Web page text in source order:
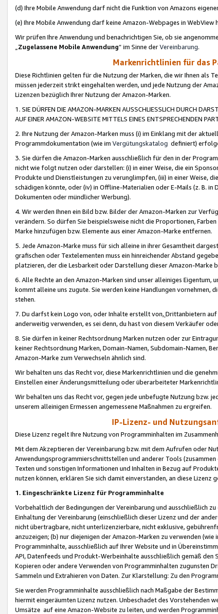
(d) Ihre Mobile Anwendung darf nicht die Funktion von Amazons
(e) Ihre Mobile Anwendung darf keine Amazon-Webpages in WebView
Wir prüfen Ihre Anwendung und benachrichtigen Sie, ob sie
„Zugelassene Mobile Anwendung“ im Sinne derVereinbarung.
Markenrichtlinien für das
Diese Richtlinien gelten für die Nutzung der Marken, die wir Ihnen als
müssen jederzeit strikt eingehalten werden, und jede Nutzung der
Lizenzen bezüglich Ihrer Nutzung der Amazon-Marken.
1. SIE DÜRFEN DIE AMAZON-MARKEN AUSSCHLIESSLICH DURCH
AUF EINER AMAZON-WEBSITE MITTELS EINES ENTSPRECHENDEN
2. Ihre Nutzung der Amazon-Marken muss (i) im Einklang mit der
Programmdokumentation (wie im Vergütungskatalog definiert)
3. Sie dürfen die Amazon-Marken ausschließlich für den in der
nicht wie folgt nutzen oder darstellen: (i) in einer Weise, die ein
Produkte und Dienstleistungen zu verunglimpfen, (iii) in einer Weise,
schädigen könnte, oder (iv) in Offline-Materialien oder E-Mails (z. B. in
Dokumenten oder mündlicher Werbung).
4. Wir werden Ihnen ein Bild bzw. Bilder der Amazon-Marken zur
verändern. So dürfen Sie beispielsweise nicht die Proportionen,
Marke hinzufügen bzw. Elemente aus einer Amazon-Marke entfernen.
5. Jede Amazon-Marke muss für sich alleine in ihrer Gesamtheit
grafischen oder Textelementen muss ein hinreichender Abstand
platzieren, der die Lesbarkeit oder Darstellung dieser Amazon-Marke
6. Alle Rechte an den Amazon-Marken sind unser alleiniges
kommt alleine uns zugute. Sie werden keine Handlungen vornehmen,
stehen.
7. Du darfst kein Logo von, oder Inhalte erstellt von,Drittanbietern auf
anderweitig verwenden, es sei denn, du hast von diesem Verkäufer
8. Sie dürfen in keiner Rechtsordnung Marken nutzen oder zur
keiner Rechtsordnung Marken, Domain-Namen, Subdomain-Namen,
Amazon-Marke zum Verwechseln ähnlich sind.
Wir behalten uns das Recht vor, diese Markenrichtlinien und die
Einstellen einer Änderungsmitteilung oder überarbeiteter
Wir behalten uns das Recht vor, gegen jede unbefugte Nutzung bzw.
unserem alleinigen Ermessen angemessene Maßnahmen zu ergreifen.
IP-Lizenz- und
Diese Lizenz regelt Ihre Nutzung von Programminhalten im
Mit dem Akzeptieren der Vereinbarung bzw. mit dem Aufrufen oder
Anwendungsprogrammierschnittstellen und anderer Tools (zusammen
Texten und sonstigen Informationen und Inhalten in Bezug auf
nutzen können, erklären Sie sich damit einverstanden, an diese Lizenz
1. Eingeschränkte Lizenz für Programminhalte
Vorbehaltlich der Bedingungen der Vereinbarung und ausschließlich
Einhaltung der Vereinbarung (einschließlich dieser Lizenz und der
nicht übertragbare, nicht unterlizenzierbare, nicht exklusive,
anzuzeigen; (b) nur diejenigen der Amazon-Marken zu verwenden
Programminhalte, ausschließlich auf Ihrer Website und in
API, Datenfeeds und Produkt-Werbeinhalte ausschließlich gemäß
Kopieren oder andere Verwenden von Programminhalten zugunsten
Sammeln und Extrahieren von Daten. Zur Klarstellung: Zu den
Sie werden Programminhalte ausschließlich nach Maßgabe der
hiermit eingeräumten Lizenz nutzen. Unbeschadet des Vorstehenden
Umsätze auf eine Amazon-Website zu leiten, und werden